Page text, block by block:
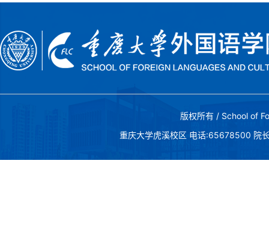
版权所有 / School of
重庆大学虎溪校区 电话:65678500 院